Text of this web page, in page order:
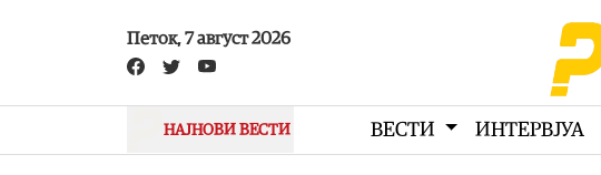
Петок, 7 август 2026
НАЈНОВИ ВЕСТИ ВЕСТИ ИНТЕРВЈУА